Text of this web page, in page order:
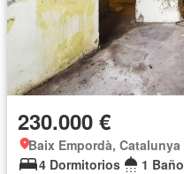
230.000 €
Baix Empordà, Catalunya
4 Dormitorios
1 Baño